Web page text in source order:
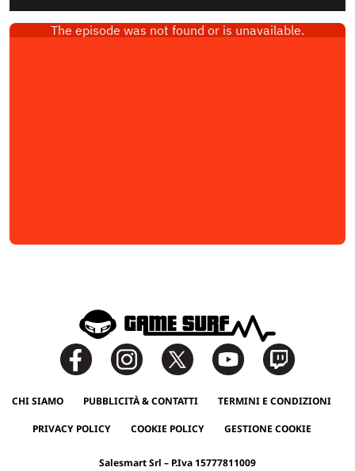
CHI SIAMO PUBBLICITÀ & CONTATTI TERMINI E CONDIZIONI
PRIVACY POLICY COOKIE POLICY GESTIONE COOKIE
Salesmart Srl – P.Iva 15777811009